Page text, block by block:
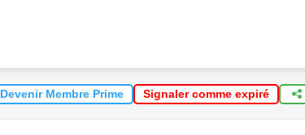
Devenir Membre Prime Signaler comme expiré